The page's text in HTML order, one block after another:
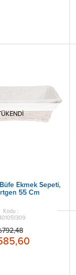
Ekmek Sepeti,
55 Cm